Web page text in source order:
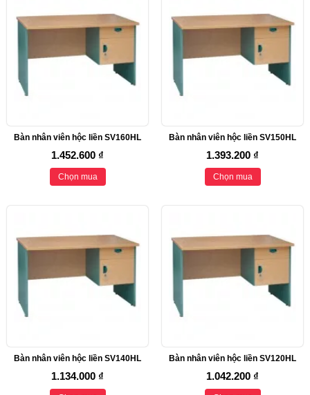
Bàn nhân viên hộc liền SV160HL
1.452.600 ₫
Chọn mua
Bàn nhân viên hộc liền SV150HL
1.393.200 ₫
Chọn mua
Bàn nhân viên hộc liền SV140HL
1.134.000 ₫
Bàn nhân viên hộc liền SV120HL
1.042.200 ₫